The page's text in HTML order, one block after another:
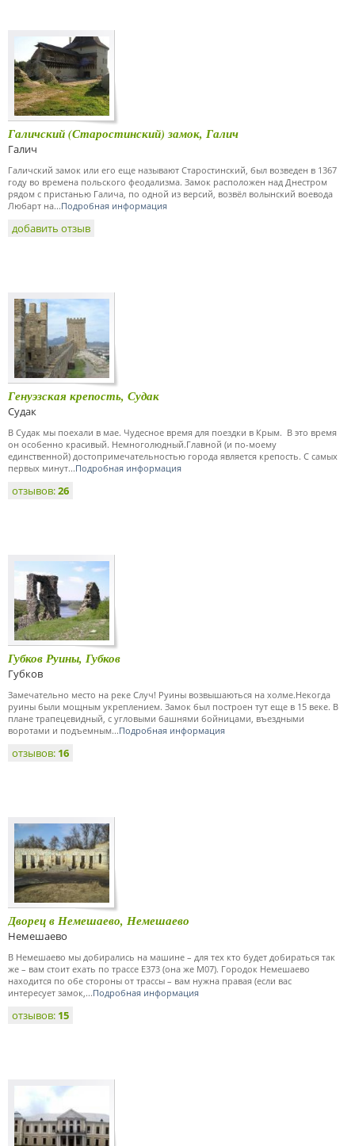
Галичский (Старостинский) замок, Галич
Галич
Галичский замок или его еще называют Старостинский, был возведен в 1367
году во времена польского феодализма. Замок расположен над Днестром
рядом с пристанью Галича, по одной из версий, возвёл волынский воевода
Любарт на...Подробная информация
добавить отзыв
Генуэзская крепость, Судак
Судак
В Судак мы поехали в мае. Чудесное время для поездки в Крым. В это время
он особенно красивый. Немноголюдный.Главной (и по-моему
единственной) достопримечательностью города является крепость. С самых
первых минут...Подробная информация
отзывов:26
Губков Руины, Губков
Губков
Замечательно место на реке Случ! Руины возвышаються на холме.Некогда
руины были мощным укреплением. Замок был построен тут еще в 15 веке. В
плане трапецевидный, с угловыми башнями бойницами, въездными
воротами и подъемным...Подробная информация
отзывов: 16
Дворец в Немешаево, Немешаево
Немешаево
В Немешаево мы добирались на машине – для тех кто будет добираться так
же – вам стоит ехать по трассе Е373 (она же М07). Городок Немешаево
находится по обе стороны от трассы – вам нужна правая (если вас
интересует замок,...Подробная информация
отзывов: 15